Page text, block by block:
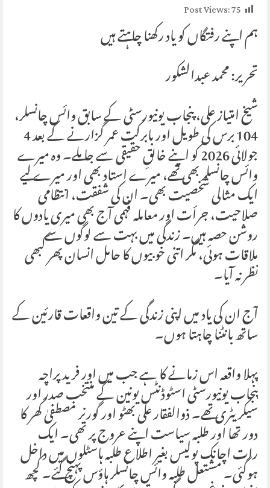
Post Views:75
ہم اپنے رفتگاں کو یاد رکھنا چاہتے ہیں
تحریر: محمد عبدالشکور
شیخ امتیاز علی، پنجاب یونیورسٹی کے سابق وائس چانسلر،
104 برس کی طویل اور بابرکت عمر گزارنے کے بعد 4
جولائی 2026 کو اپنے خالقِ حقیقی سے جا ملے۔ وہ میرے
وائس چانسلر بھی تھے، میرے استاد بھی اور میرے لیے
ایک مثالی شخصیت بھی۔ ان کی شفقت، انتظامی
صلاحیت، جرأت اور معاملہ فہمی آج بھی میری یادوں کا
روشن حصہ ہیں۔ زندگی میں بہت سے لوگوں سے
ملاقات ہوئی، مگر اتنی خوبیوں کا حامل انسان پھر کبھی
نظر نہ آیا۔
آج ان کی یاد میں اپنی زندگی کے تین واقعات قارئین کے
ساتھ بانٹنا چاہتا ہوں۔
پہلا واقعہ اس زمانے کا ہے جب میں اور فرید پراچہ
پنجاب یونیورسٹی اسٹوڈنٹس یونین کے منتخب صدر اور
سیکریٹری تھے۔ ذوالفقار علی بھٹو اور گورنر مصطفیٰ کھر کا
دور تھا اور طلبہ سیاست اپنے عروج پر تھی۔ ایک
رات اچانک پولیس بغیر اطلاع طلبہ ہاسٹلوں میں داخل
ہوگئی۔ مشتعل طلبہ وائس چانسلر ہاؤس پہنچ گئے۔ کچھ